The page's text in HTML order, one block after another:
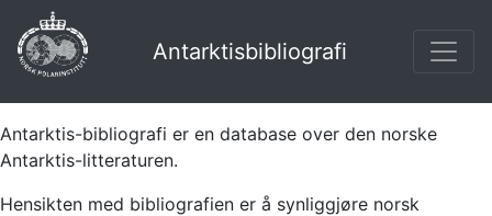
Antarktisbibliografi
Antarktis-bibliografi er en database over den norske
Antarktis-litteraturen.
Hensikten med bibliografien er å synliggjøre norsk